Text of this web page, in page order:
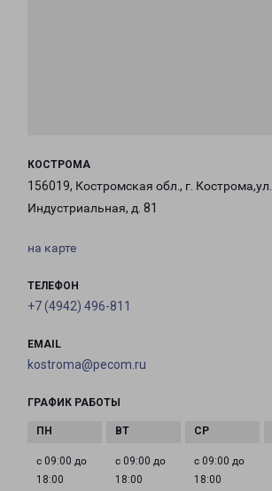
КОСТРОМА
156019, Костромская обл., г. Кострома,ул.
Индустриальная, д. 81
на карте
ТЕЛЕФОН
+7 (4942) 496-811
EMAIL
kostroma@pecom.ru
ГРАФИК РАБОТЫ
с 09:00 до
18:00
с 09:00 до
18:00
с 09:00 до
18:00